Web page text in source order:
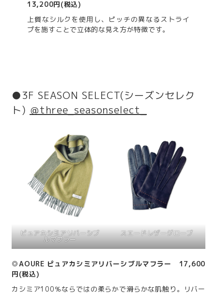
13,200円(税込)
上質なシルクを使用し、ピッチの異なるストライ
プを施すことで立体的な見え方が特徴です。
●3F SEASON SELECT(シーズンセレク
ト) ＠three_seasonselect_
ピュアカシミアリバーシブ
ルマフラー
スエードレザーグローブ
◎AOURE ピュアカシミアリバーシブルマフラー 17,600
円(税込)
カシミア100％ならではの柔らかで滑らかな肌触り。リバー